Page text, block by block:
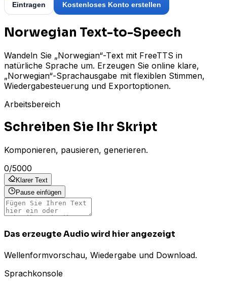
Eintragen Kostenloses Konto erstellen
Norwegian Text-to-Speech
Wandeln Sie „Norwegian“-Text mit FreeTTS in
natürliche Sprache um. Erzeugen Sie online klare,
„Norwegian“-Sprachausgabe mit flexiblen Stimmen,
Wiedergabesteuerung und Exportoptionen.
Arbeitsbereich
Schreiben Sie Ihr Skript
Komponieren, pausieren, generieren.
0/5000
Klarer Text
Pause einfügen
Das erzeugte Audio wird hier angezeigt
Wellenformvorschau, Wiedergabe und Download.
Sprachkonsole